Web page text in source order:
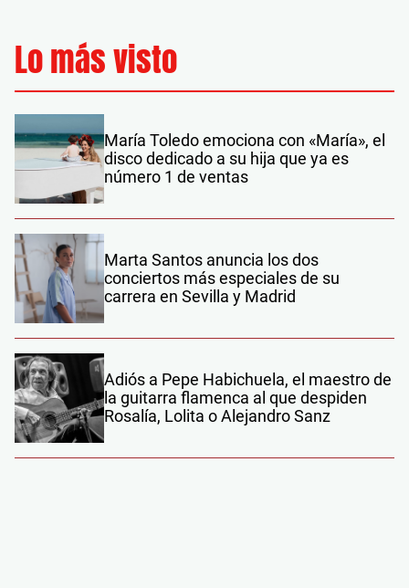
Lo más visto
María Toledo emociona con «María», el
disco dedicado a su hija que ya es
número 1 de ventas
Marta Santos anuncia los dos
conciertos más especiales de su
carrera en Sevilla y Madrid
Adiós a Pepe Habichuela, el maestro de
la guitarra flamenca al que despiden
Rosalía, Lolita o Alejandro Sanz